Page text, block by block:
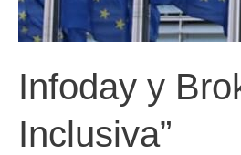
Infoday y
Inclusiva”